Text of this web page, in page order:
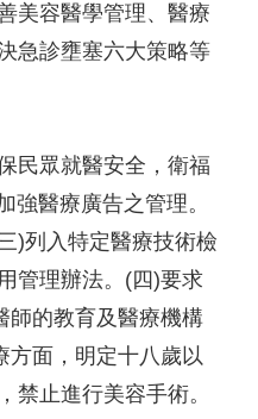
美容醫學管理、醫療
急診壅塞六大策略等
民眾就醫安全，衛福
強醫療廣告之管理。
)列入特定醫療技術檢
管理辦法。(四)要求
師的教育及醫療機構
方面，明定十八歲以
禁止進行美容手術。